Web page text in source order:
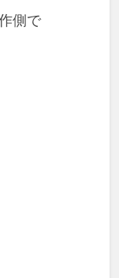
側で